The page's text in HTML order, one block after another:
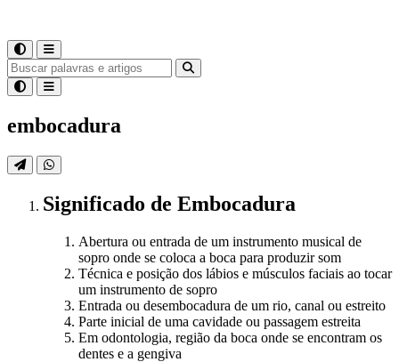
embocadura
Significado de Embocadura
Abertura ou entrada de um instrumento musical de
sopro onde se coloca a boca para produzir som
Técnica e posição dos lábios e músculos faciais ao tocar
um instrumento de sopro
Entrada ou desembocadura de um rio, canal ou estreito
Parte inicial de uma cavidade ou passagem estreita
Em odontologia, região da boca onde se encontram os
dentes e a gengiva